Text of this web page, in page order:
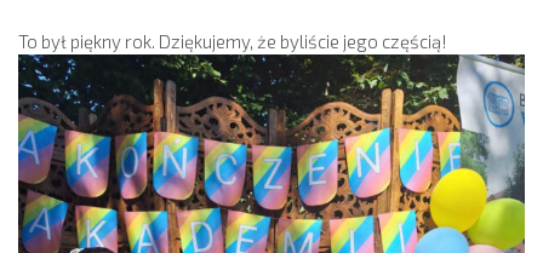
To był piękny rok. Dziękujemy, że byliście jego częścią!